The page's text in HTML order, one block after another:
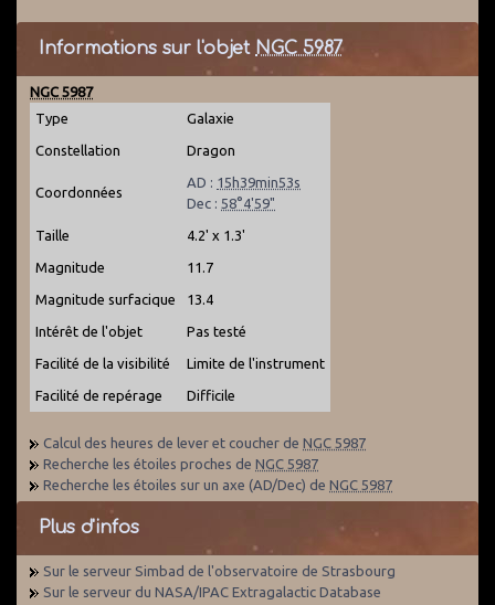
Informations sur l'objet NGC 5987
NGC 5987
Type
Galaxie
Constellation Dragon
Coordonnées
AD : 15h39min53s
Dec : 58°4'59"
Taille 4.2' x 1.3'
Magnitude 11.7
Magnitude surfacique 13.4
Intérêt de l'objet Pas testé
Facilité de la visibilité Limite de l'instrument
Facilité de repérage Difficile
Calcul des heures de lever et coucher de NGC 5987
Recherche les étoiles proches de NGC 5987
Recherche les étoiles sur un axe (AD/Dec) de NGC 5987
Plus d'infos
Sur le serveur Simbad de l'observatoire de Strasbourg
Sur le serveur du NASA/IPAC Extragalactic Database